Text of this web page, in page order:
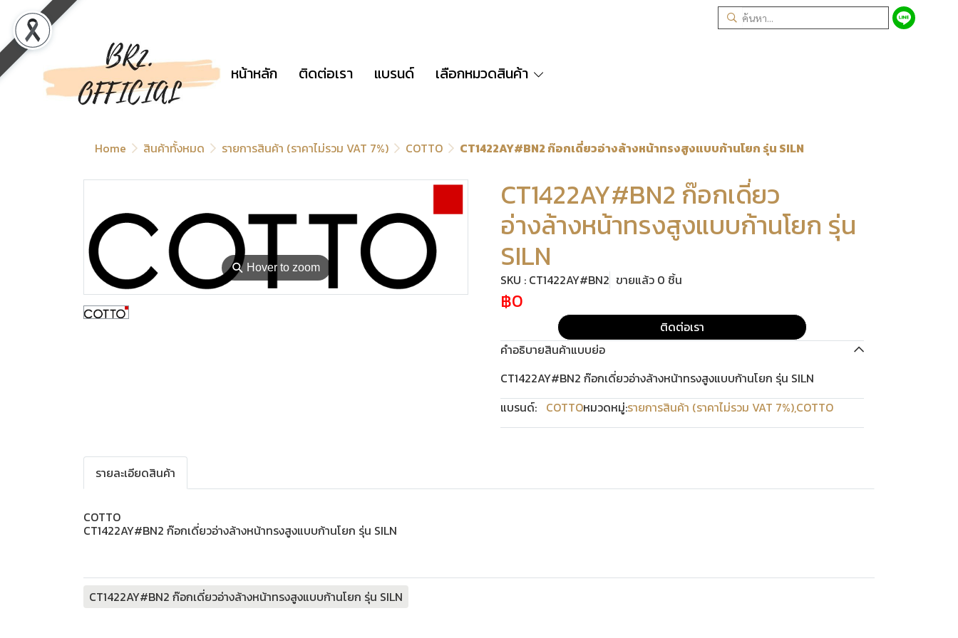
หน้าหลัก ติดต่อเรา แบรนด์ เลือกหมวดสินค้า
Home สินค้าทั้งหมด รายการสินค้า (ราคาไม่รวม VAT 7%) COTTO CT1422AY#BN2 ก๊อกเดี่ยวอ่างล้างหน้าทรงสูงแบบก้านโยก รุ่น SILN
⚲ Hover to zoom
CT1422AY#BN2 ก๊อกเดี่ยว
อ่างล้างหน้าทรงสูงแบบก้านโยก รุ่น
SILN
SKU : CT1422AY#BN2 ขายแล้ว 0 ชิ้น
฿0
ติดต่อเรา
คำอธิบายสินค้าแบบย่อ
CT1422AY#BN2 ก๊อกเดี่ยวอ่างล้างหน้าทรงสูงแบบก้านโยก รุ่น SILN
แบรนด์: COTTOหมวดหมู่:รายการสินค้า (ราคาไม่รวม VAT 7%),COTTO
รายละเอียดสินค้า
COTTO
CT1422AY#BN2 ก๊อกเดี่ยวอ่างล้างหน้าทรงสูงแบบก้านโยก รุ่น SILN
CT1422AY#BN2 ก๊อกเดี่ยวอ่างล้างหน้าทรงสูงแบบก้านโยก รุ่น SILN